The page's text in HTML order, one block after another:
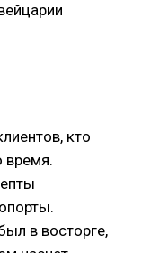
кто
время.
в восторге,